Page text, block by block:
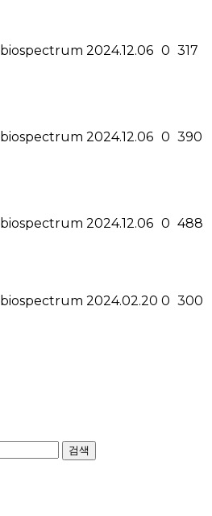
biospectrum 2024.12.06 0 317
biospectrum 2024.12.06 0 390
biospectrum 2024.12.06 0 488
biospectrum 2024.02.20 0 300
검색